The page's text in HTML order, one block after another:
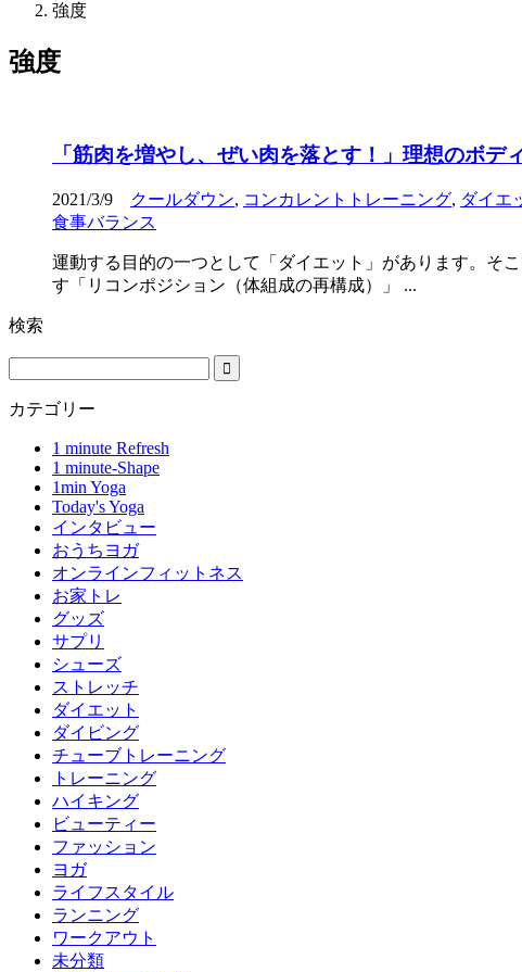
強度
強度
「筋肉を増やし、ぜい肉を落とす！」理想のボ
2021/3/9 クールダウン, コンカレントトレーニング, ダイエ
食事バランス
運動する目的の一つとして「ダイエット」があります。そ
す「リコンポジション（体組成の再構成）」 ...
検索
カテゴリー
1 minute Refresh
1 minute-Shape
1min Yoga
Today's Yoga
インタビュー
おうちヨガ
オンラインフィットネス
お家トレ
グッズ
サプリ
シューズ
ストレッチ
ダイエット
ダイビング
チューブトレーニング
トレーニング
ハイキング
ビューティー
ファッション
ヨガ
ライフスタイル
ランニング
ワークアウト
未分類